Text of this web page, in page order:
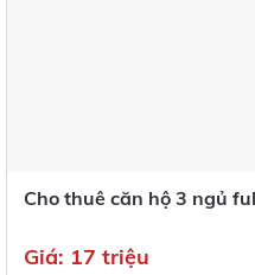
Cho thuê căn hộ 3 ngủ
Giá: 17 triệu